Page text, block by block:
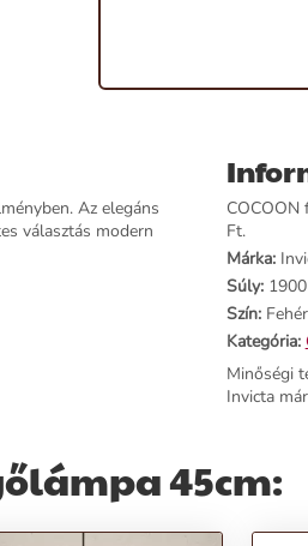
Az elegáns
választás modern
Ft.
Márka:
Súly:
Szín:Fehér
Kategória:
Minőségi
Invicta
45cm: